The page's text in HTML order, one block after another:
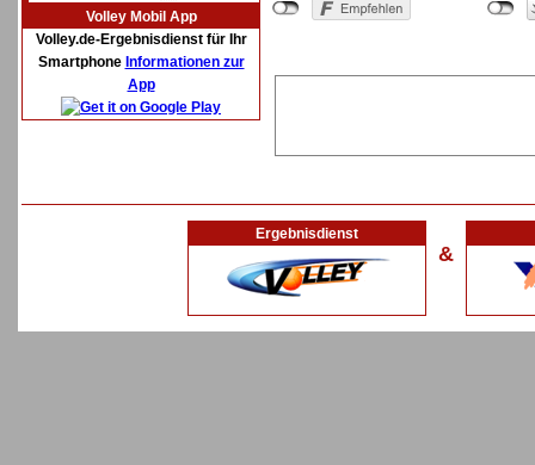
Volley Mobil App
Volley.de-Ergebnisdienst für Ihr
Smartphone Informationen zur
App
Ergebnisdienst
&